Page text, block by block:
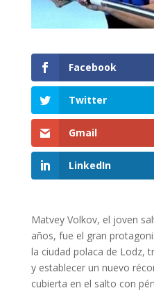
Facebook
Twitter
Gmail
LinkedIn
Matvey Volkov, el joven
años, fue el gran
la ciudad polaca de Lodz,
y establecer un nuevo
cubierta en el salto con